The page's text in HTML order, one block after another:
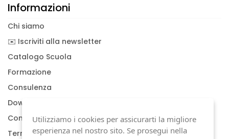
Informazioni
Chi siamo
✉️ Iscriviti alla newsletter
Catalogo Scuola
Formazione
Consulenza
Download documenti
Condizioni generali
Termini di garanzia
Utilizziamo i cookies per assicurarti la migliore
esperienza nel nostro sito. Se prosegui nella